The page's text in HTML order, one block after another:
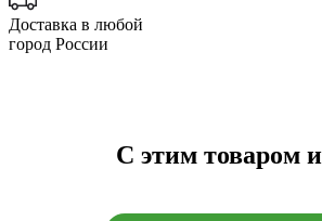
Доставка в любой
город России
С этим товаром